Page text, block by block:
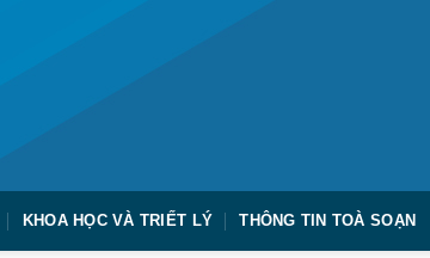
KHOA HỌC VÀ TRIẾT LÝ THÔNG TIN TOÀ SOẠN